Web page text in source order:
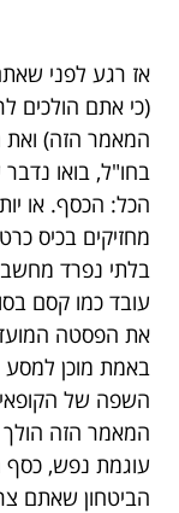
אז רגע לפני
(כי אתם הולכים
המאמר הזה)
בחו"ל, בואו
הכל: הכסף. או
מחזיקים בכיס
בלתי נפרד
עובד כמו קסם
את הפסטה
באמת מוכן למסע
השפה של
המאמר הזה הולך
עוגמת נפש, כסף
הביטחון שאתם